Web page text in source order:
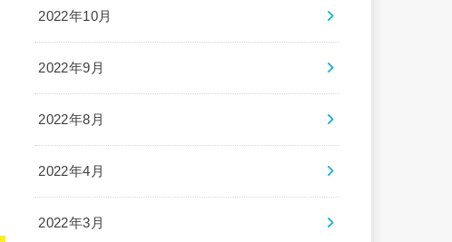
2022年10月
2022年9月
2022年8月
2022年4月
2022年3月